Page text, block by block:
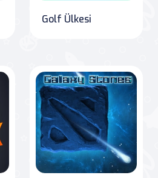
Golf Ülkesi